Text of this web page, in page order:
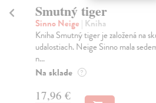
Smutný tiger
Sinno Neige | Kniha
Kniha Smutný tiger je založená na
udalostiach. Neige Sinno mala
n...
Na sklade ?
17,96 €